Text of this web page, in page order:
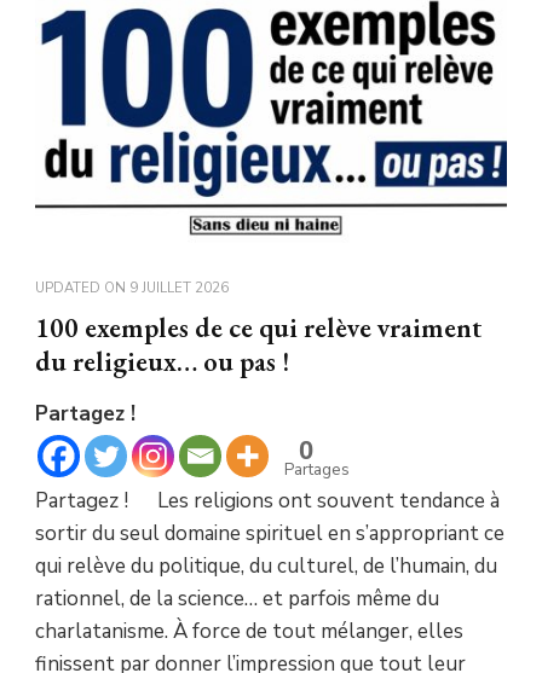
UPDATED ON 9 JUILLET 2026
100 exemples de ce qui relève vraiment
du religieux… ou pas !
Partagez !
0
Partages
Partagez ! Les religions ont souvent tendance à
sortir du seul domaine spirituel en s’appropriant ce
qui relève du politique, du culturel, de l’humain, du
rationnel, de la science… et parfois même du
charlatanisme. À force de tout mélanger, elles
finissent par donner l’impression que tout leur